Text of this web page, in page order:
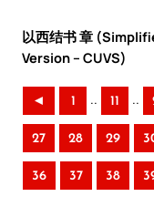
以西结书 章
Version – CUVS)
◄ 1 .. 11 ..
27 28 29
36 37 38